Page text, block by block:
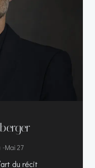
-Mai 27
du récit